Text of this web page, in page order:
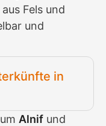
Fels und
und
in
Alnif und